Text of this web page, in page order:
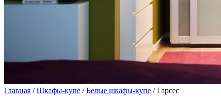
Главная /Шкафы-купе /Белые шкафы-купе / Гарсес